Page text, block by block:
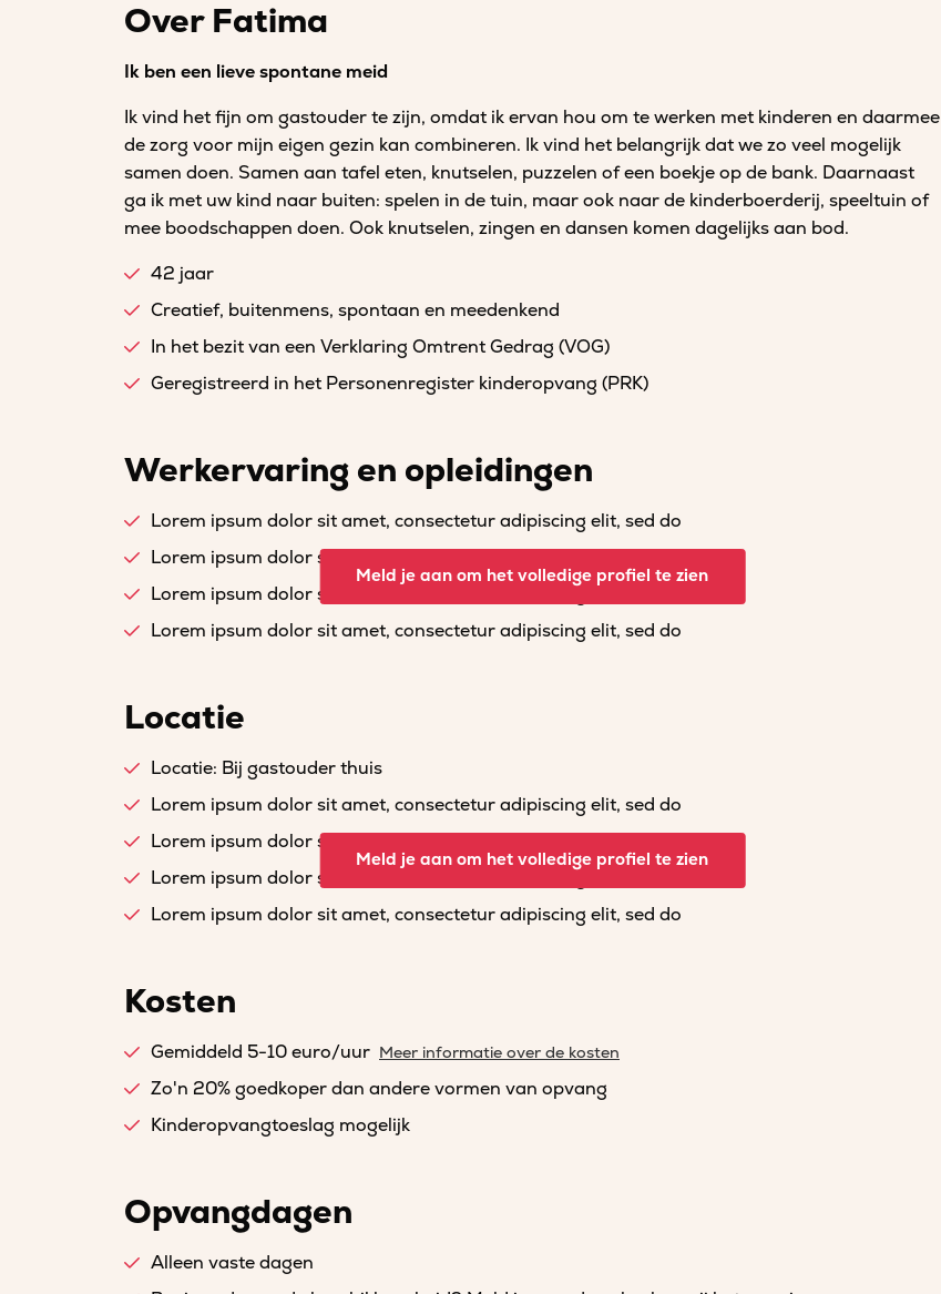
Over Fatima
Ik ben een lieve spontane meid
Ik vind het fijn om gastouder te zijn, omdat ik ervan hou om te werken met kinderen en daarmee
de zorg voor mijn eigen gezin kan combineren. Ik vind het belangrijk dat we zo veel mogelijk
samen doen. Samen aan tafel eten, knutselen, puzzelen of een boekje op de bank. Daarnaast
ga ik met uw kind naar buiten: spelen in de tuin, maar ook naar de kinderboerderij, speeltuin of
mee boodschappen doen. Ook knutselen, zingen en dansen komen dagelijks aan bod.
42 jaar
Creatief, buitenmens, spontaan en meedenkend
In het bezit van een Verklaring Omtrent Gedrag (VOG)
Geregistreerd in het Personenregister kinderopvang (PRK)
Werkervaring en opleidingen
Lorem ipsum dolor sit amet, consectetur adipiscing elit, sed do
Lorem ipsum dolor sit amet, consectetur adipiscing elit, sed do
Lorem ipsum dolor sit amet, consectetur adipiscing elit, sed do
Lorem ipsum dolor sit amet, consectetur adipiscing elit, sed do
Meld je aan om het volledige profiel te zien
Locatie
Locatie: Bij gastouder thuis
Lorem ipsum dolor sit amet, consectetur adipiscing elit, sed do
Lorem ipsum dolor sit amet, consectetur adipiscing elit, sed do
Lorem ipsum dolor sit amet, consectetur adipiscing elit, sed do
Lorem ipsum dolor sit amet, consectetur adipiscing elit, sed do
Meld je aan om het volledige profiel te zien
Kosten
Gemiddeld 5-10 euro/uur Meer informatie over de kosten
Zo'n 20% goedkoper dan andere vormen van opvang
Kinderopvangtoeslag mogelijk
Opvangdagen
Alleen vaste dagen